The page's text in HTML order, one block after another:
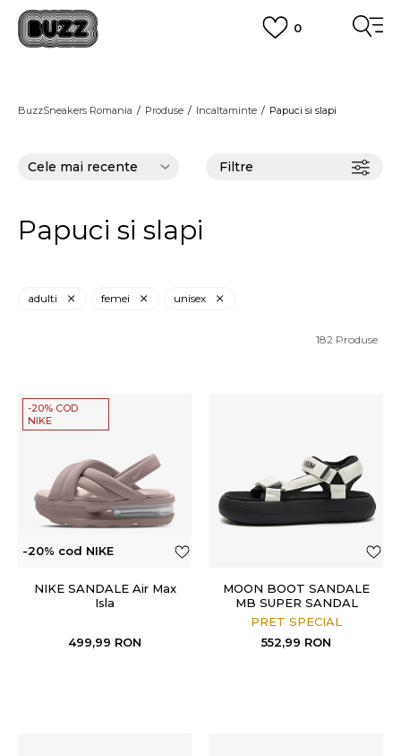
0
3 rate fără dobândă fără card de credit cu Klarna
BuzzSneakers Romania Produse Incaltaminte Papuci si slapi
Filtre
Papuci si slapi
adulti femei unisex
182 Produse
-20% COD
NIKE
-20% cod NIKE
NIKE SANDALE Air Max
Isla
499,99 RON
MOON BOOT SANDALE
MB SUPER SANDAL
PRET SPECIAL
552,99 RON